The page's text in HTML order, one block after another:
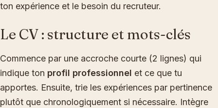
ton expérience et le besoin du recruteur.
Le CV : structure et mots-clés
Commence par une accroche courte (2 lignes) qui
indique ton profil professionnel et ce que tu
apportes. Ensuite, trie les expériences par pertinence
plutôt que chronologiquement si nécessaire. Intègre